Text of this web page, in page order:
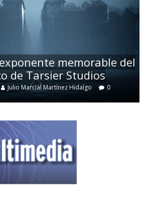
memorable del
de Tarsier Studios
Julio Marcial Martínez Hidalgo 0